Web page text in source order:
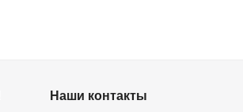
Наши контакты